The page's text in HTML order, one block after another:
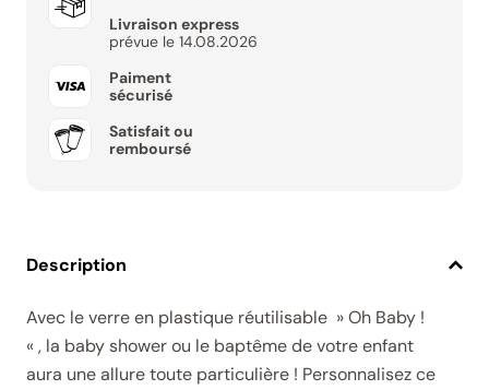
Livraison express
prévue le 14.08.2026
Paiment
sécurisé
Satisfait ou
remboursé
Description
Avec le verre en plastique réutilisable » Oh Baby !
« , la baby shower ou le baptême de votre enfant
aura une allure toute particulière ! Personnalisez ce